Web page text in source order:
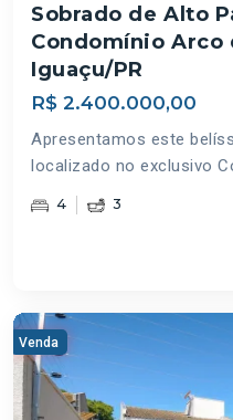
Sobrado de Alto
Condomínio Arco
Iguaçu/PR
R$ 2.400.000,00
Apresentamos este
localizado no exclusivo
4 3
Venda